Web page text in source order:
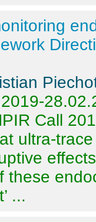
Call
ultra-
these
...